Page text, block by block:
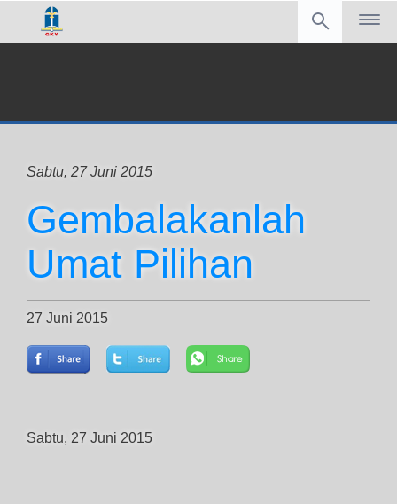
Sabtu, 27 Juni 2015
Gembalakanlah
Umat Pilihan
27 Juni 2015
Sabtu, 27 Juni 2015